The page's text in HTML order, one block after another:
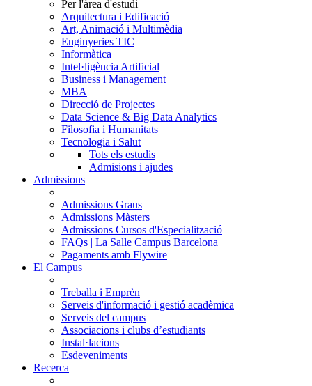
Per l'àrea d'estudi
Arquitectura i Edificació
Art, Animació i Multimèdia
Enginyeries TIC
Informàtica
Intel·ligència Artificial
Business i Management
MBA
Direcció de Projectes
Data Science & Big Data Analytics
Filosofia i Humanitats
Tecnologia i Salut
Tots els estudis
Admisions i ajudes
Admissions
Admissions Graus
Admissions Màsters
Admissions Cursos d'Especialització
FAQs | La Salle Campus Barcelona
Pagaments amb Flywire
El Campus
Treballa i Emprèn
Serveis d'informació i gestió acadèmica
Serveis del campus
Associacions i clubs d’estudiants
Instal·lacions
Esdeveniments
Recerca